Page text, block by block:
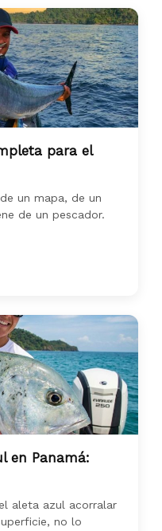
para el
un mapa, de un
de un pescador.
en Panamá:
aleta azul acorralar
no lo